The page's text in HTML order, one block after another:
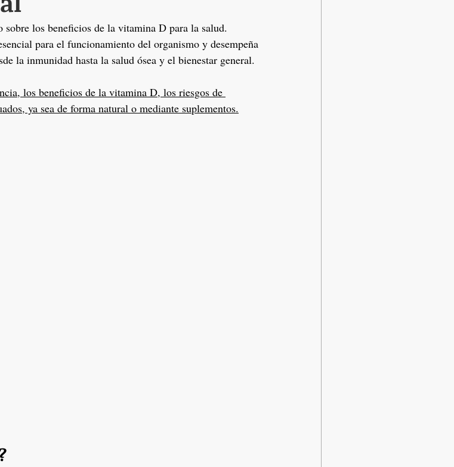
los beneficios de la vitamina D para la salud.
para el funcionamiento del organismo y desempeña
la inmunidad hasta la salud ósea y el bienestar general.
los beneficios de la vitamina D, los riesgos de
ya sea de forma natural o mediante suplementos.